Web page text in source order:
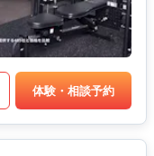
体験・相談予約